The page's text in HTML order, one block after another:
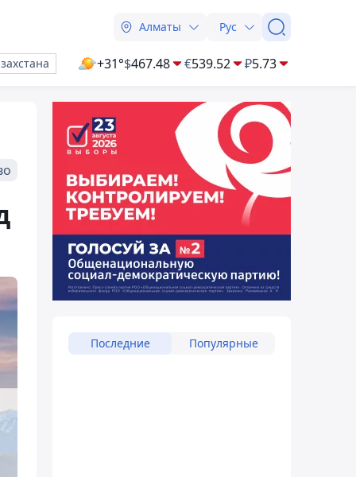
Алматы Рус
+31°$467.48 €539.52 ₽5.73
Последние Популярные